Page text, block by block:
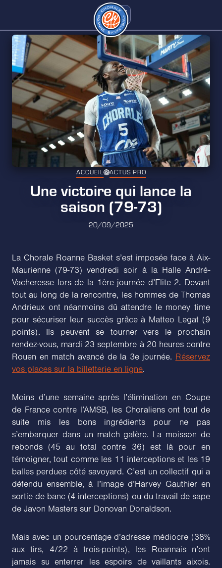
ACCUEIL ACTUS PRO
Une victoire qui lance la
saison (79-73)
20/09/2025
La Chorale Roanne Basket s’est imposée face à Aix-
Maurienne (79-73) vendredi soir à la Halle André-
Vacheresse lors de la 1ère journée d’Elite 2. Devant
tout au long de la rencontre, les hommes de Thomas
Andrieux ont néanmoins dû attendre le money time
pour sécuriser leur succès grâce à Matteo Legat (9
points). Ils peuvent se tourner vers le prochain
rendez-vous, mardi 23 septembre à 20 heures contre
Rouen en match avancé de la 3e journée. Réservez
vos places sur la billetterie en ligne.
Moins d’une semaine après l’élimination en Coupe
de France contre l’AMSB, les Choraliens ont tout de
suite mis les bons ingrédients pour ne pas
s’embarquer dans un match galère. La moisson de
rebonds (45 au total contre 36) est là pour en
témoigner, tout comme les 11 interceptions et les 19
balles perdues côté savoyard. C’est un collectif qui a
défendu ensemble, à l’image d’Harvey Gauthier en
sortie de banc (4 interceptions) ou du travail de sape
de Javon Masters sur Donovan Donaldson.
Mais avec un pourcentage d’adresse médiocre (38%
aux tirs, 4/22 à trois-points), les Roannais n’ont
jamais su enterrer les espoirs de vaillants aixois.